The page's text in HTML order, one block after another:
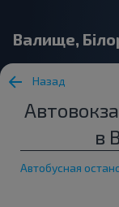
Валище,
Назад
в
Автобусная